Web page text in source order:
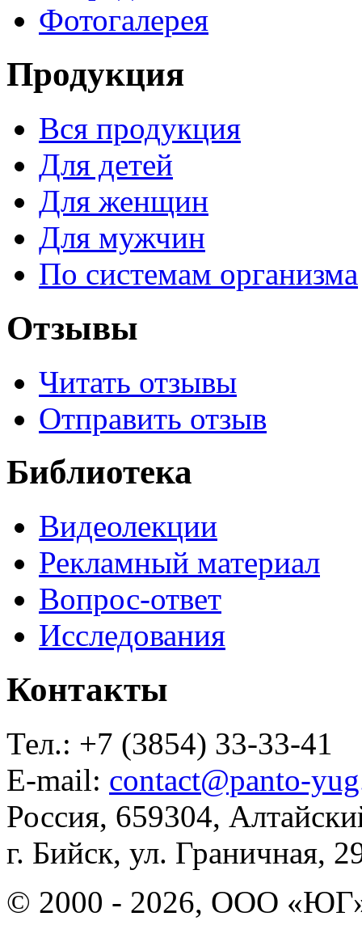
Фотогалерея
Продукция
Вся продукция
Для детей
Для женщин
Для мужчин
По системам организма
Отзывы
Читать отзывы
Отправить отзыв
Библиотека
Видеолекции
Рекламный материал
Вопрос-ответ
Исследования
Контакты
Тел.: +7 (3854) 33-33-41
E-mail: contact@panto-
Россия, 659304,
г. Бийск, ул. Граничная,
© 2000 - 2026, ООО